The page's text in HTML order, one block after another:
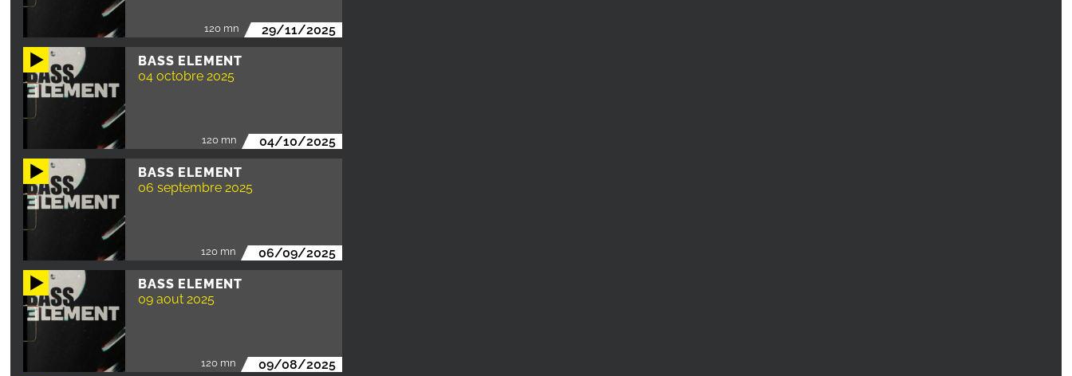
120 mn 29/11/2025
BASS ELEMENT
04 octobre 2025
120 mn 04/10/2025
BASS ELEMENT
06 septembre 2025
120 mn 06/09/2025
BASS ELEMENT
09 aout 2025
120 mn 09/08/2025